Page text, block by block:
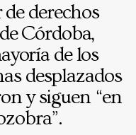
derechos
Córdoba,
de los
desplazados
y siguen “en